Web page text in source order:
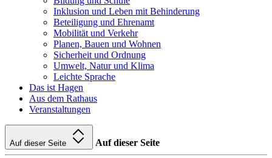
Inklusion und Leben mit Behinderung
Beteiligung und Ehrenamt
Mobilität und Verkehr
Planen, Bauen und Wohnen
Sicherheit und Ordnung
Umwelt, Natur und Klima
Leichte Sprache
Das ist Hagen
Aus dem Rathaus
Veranstaltungen
Auf dieser Seite Auf dieser Seite